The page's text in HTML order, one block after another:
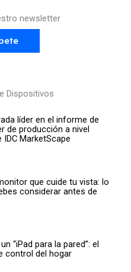
newsletter
Dispositivos
líder en el informe de
de producción a nivel
IDC MarketScape
que cuide tu vista: lo
considerar antes de
“iPad para la pared”: el
control del hogar